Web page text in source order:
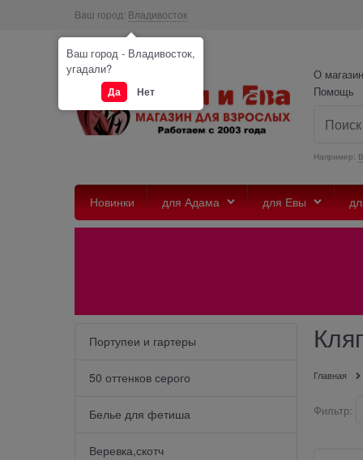
Ваш город: Владивосток
О
Помощь
Например:
Новинки для Адама для Евы
Портупеи и гартеры
50 оттенков серого
Белье для фетиша
Веревка,скотч
Главная
Фильтр:
Ваш город - Владивосток,
угадали?
Да Нет